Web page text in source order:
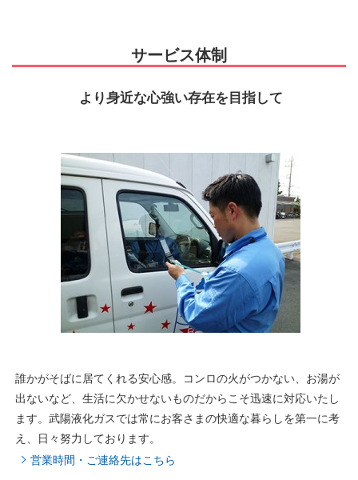
サービス体制
より身近な心強い存在を目指して
誰かがそばに居てくれる安心感。コンロの火がつかない、お湯が
出ないなど、生活に欠かせないものだからこそ迅速に対応いたし
ます。武陽液化ガスでは常にお客さまの快適な暮らしを第一に考
え、日々努力しております。
営業時間・ご連絡先はこちら